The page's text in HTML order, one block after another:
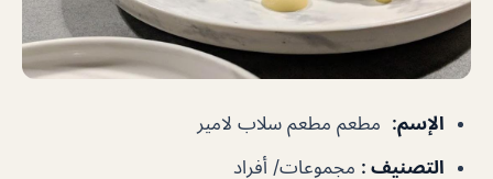
الإسم: مطعم مطعم سلاب لامير
التصنيف : مجموعات/ أفراد